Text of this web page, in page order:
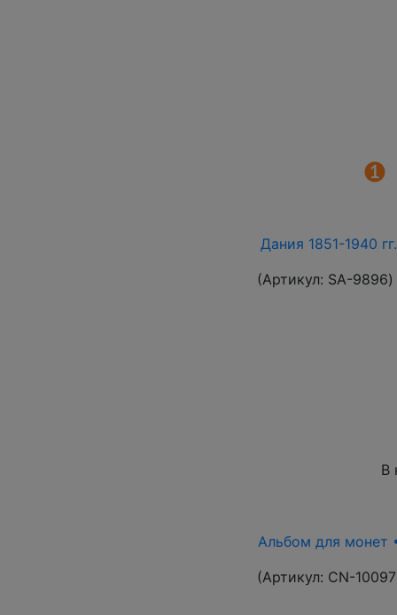
Дания 1851-1940
(Артикул: SA-9896)
В
Альбом для монет
(Артикул: CN-